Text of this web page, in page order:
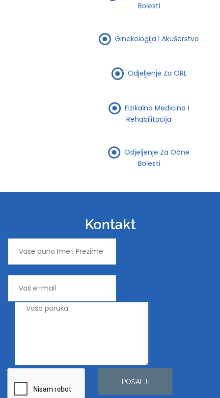
Bolesti
Ginekologija I Akušerstvo
Odjeljenje Za ORL
Fizikalna Medicina I
Rehabilitacija
Odjeljenje Za Očne
Bolesti
Kontakt
POŠALJI